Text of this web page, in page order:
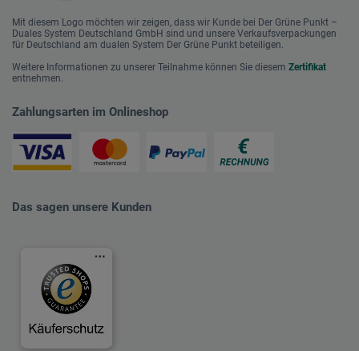
Mit diesem Logo möchten wir zeigen, dass wir Kunde bei Der Grüne Punkt –
Duales System Deutschland GmbH sind und unsere Verkaufsverpackungen
für Deutschland am dualen System Der Grüne Punkt beteiligen.
Weitere Informationen zu unserer Teilnahme können Sie diesem Zertifikat
entnehmen.
Zahlungsarten im Onlineshop
Das sagen unsere Kunden